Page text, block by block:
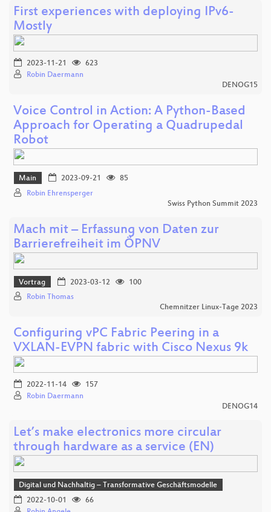
First experiences with deploying IPv6-
Mostly
2023-11-21
623
Robin Daermann
DENOG15
Voice Control in Action: A Python-Based
Approach for Operating a Quadrupedal
Robot
Main 2023-09-21
85
Robin Ehrensperger
Swiss Python Summit 2023
Mach mit – Erfassung von Daten zur
Barrierefreiheit im ÖPNV
Vortrag 2023-03-12
100
Robin Thomas
Chemnitzer Linux-Tage 2023
Configuring vPC Fabric Peering in a
VXLAN-EVPN fabric with Cisco Nexus 9k
2022-11-14
157
Robin Daermann
DENOG14
Let’s make electronics more circular
through hardware as a service (EN)
Digital und Nachhaltig – Transformative Geschäftsmodelle
2022-10-01
66